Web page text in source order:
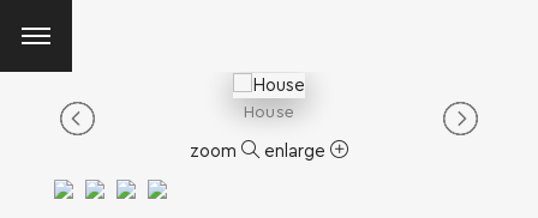
House
zoom enlarge